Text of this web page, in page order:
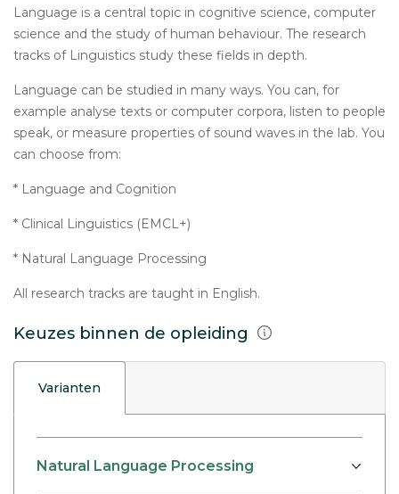
Language is a central topic in cognitive science, computer
science and the study of human behaviour. The research
tracks of Linguistics study these fields in depth.
Language can be studied in many ways. You can, for
example analyse texts or computer corpora, listen to people
speak, or measure properties of sound waves in the lab. You
can choose from:
* Language and Cognition
* Clinical Linguistics (EMCL+)
* Natural Language Processing
All research tracks are taught in English.
Keuzes binnen de opleiding
Varianten
Natural Language Processing